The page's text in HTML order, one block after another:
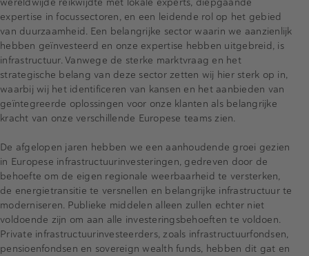
expertise in focussectoren, en een leidende rol op het gebied
van duurzaamheid. Een belangrijke sector waarin we aanzienlijk
hebben geïnvesteerd en onze expertise hebben uitgebreid, is
infrastructuur. Vanwege de sterke marktvraag en het
strategische belang van deze sector zetten wij hier sterk op in,
waarbij wij het identificeren van kansen en het aanbieden van
geïntegreerde oplossingen voor onze klanten als belangrijke
kracht van onze verschillende Europese teams zien.
De afgelopen jaren hebben we een aanhoudende groei gezien
in Europese infrastructuurinvesteringen, gedreven door de
behoefte om de eigen regionale weerbaarheid te versterken,
de energietransitie te versnellen en belangrijke infrastructuur te
moderniseren. Publieke middelen alleen zullen echter niet
voldoende zijn om aan alle investeringsbehoeften te voldoen.
Private infrastructuurinvesteerders, zoals infrastructuurfondsen,
pensioenfondsen en sovereign wealth funds, hebben dit gat en